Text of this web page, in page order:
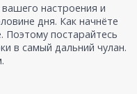
настроения и
дня. Как начнёте
Поэтому постарайтесь
в самый дальний чулан.